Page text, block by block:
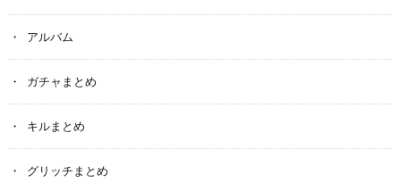
アルバム
ガチャまとめ
キルまとめ
グリッチまとめ